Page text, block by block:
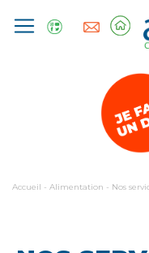
Accueil - Alimentation - Nos